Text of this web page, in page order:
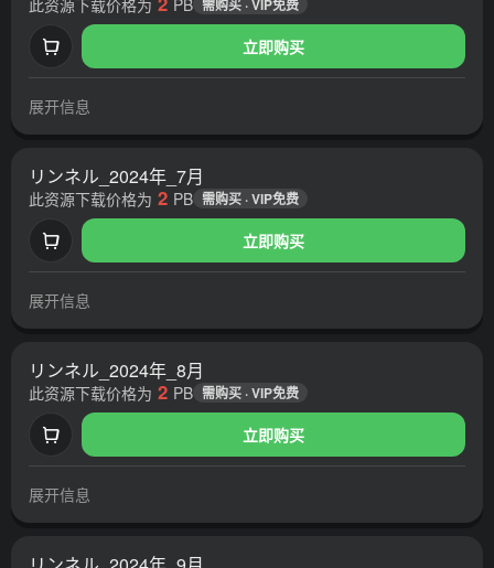
立即购买
此资源下载价格为 PB 需购买 · VIP免费
展开信息
リンネル_2024年_7月
立即购买
此资源下载价格为 2 PB 需购买 · VIP免费
展开信息
リンネル_2024年_8月
立即购买
此资源下载价格为 2 PB 需购买 · VIP免费
展开信息